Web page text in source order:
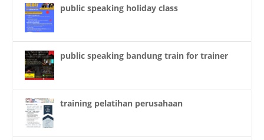
public speaking holiday class
public speaking bandung train for trainer
training pelatihan perusahaan